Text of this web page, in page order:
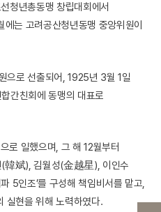
청년총동맹 창립대회에서
는 고려공산청년동맹 중앙위원이
으로 선출되어, 1925년 3월 1일
간친회에 동맹의 대표로
로 일했으며, 그 해 12월부터
(韓斌), 김월성(金越星), 이인수
5인조’를 구성해 책임비서를 맡고,
실현을 위해 노력하였다.